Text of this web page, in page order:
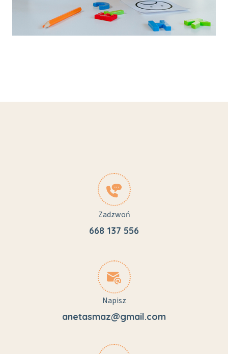
Zadzwoń
668 137 556
Napisz
anetasmaz@gmail.com